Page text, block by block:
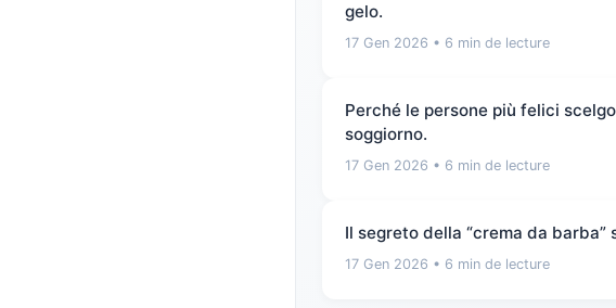
gelo.
17 Gen 2026 • 6 min de lecture
Perché le persone più felici
soggiorno.
17 Gen 2026 • 6 min de lecture
Il segreto della “crema da
17 Gen 2026 • 6 min de lecture